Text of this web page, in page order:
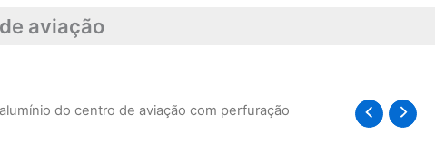
aviação
do centro de aviação com perfuração